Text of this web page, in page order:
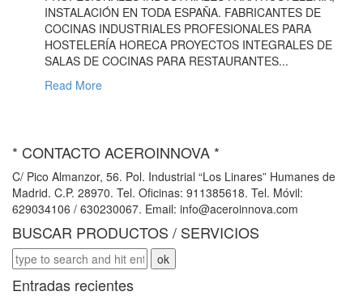
INSTALACIÓN EN TODA ESPAÑA. FABRICANTES DE
COCINAS INDUSTRIALES PROFESIONALES PARA
HOSTELERÍA HORECA PROYECTOS INTEGRALES DE
SALAS DE COCINAS PARA RESTAURANTES...
Read More
* CONTACTO ACEROINNOVA *
C/ Pico Almanzor, 56. Pol. Industrial “Los Linares” Humanes de
Madrid. C.P. 28970. Tel. Oficinas: 911385618. Tel. Móvil:
629034106 / 630230067. Email: info@aceroinnova.com
BUSCAR PRODUCTOS / SERVICIOS
Entradas recientes